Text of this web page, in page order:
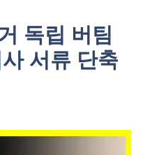
독립 버팀
서류 단축